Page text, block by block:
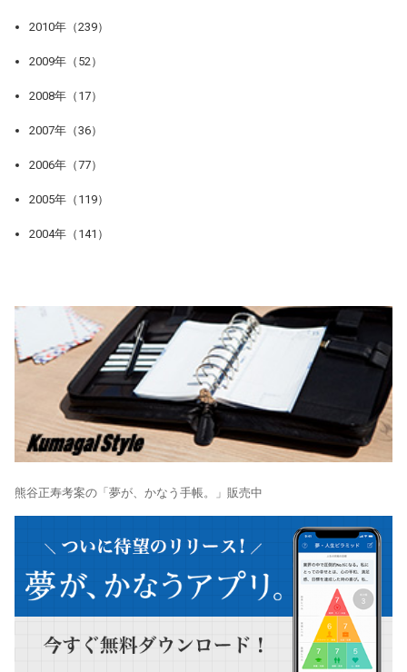
2010年（239）
2009年（52）
2008年（17）
2007年（36）
2006年（77）
2005年（119）
2004年（141）
熊谷正寿考案の「夢が、かなう手帳。」販売中